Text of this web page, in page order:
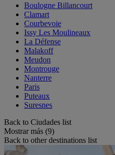
Boulogne Billancourt
Clamart
Courbevoie
Issy Les Moulineaux
La Défense
Malakoff
Meudon
Montrouge
Nanterre
Paris
Puteaux
Suresnes
Back to Ciudades list
Mostrar más (9)
Back to other destinations list